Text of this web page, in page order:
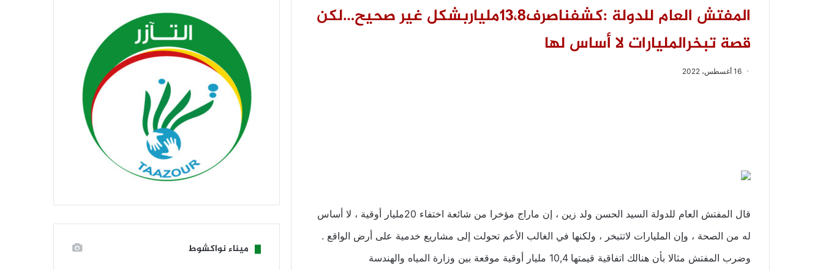
المفتش العام للدولة :كشفناصرف13،8ملياربشكل غير صحيح…لكن
قصة تبخرالمليارات لا أساس لها
16 أغسطس، 2022
قال المفتش العام للدولة السيد الحسن ولد زين ، إن ماراج مؤخرا من شائعة اختفاء 20مليار أوقية ، لا أساس
له من الصحة ، وإن المليارات لاتتبخر ، ولكنها في الغالب الأعم تحولت إلى مشاريع خدمية على أرض الواقع .
وضرب المفتش مثالا بأن هنالك اتفاقية قيمتها 10,4 مليار أوقية موقعة بين وزارة المياه والهندسة
ميناء نواكشوط